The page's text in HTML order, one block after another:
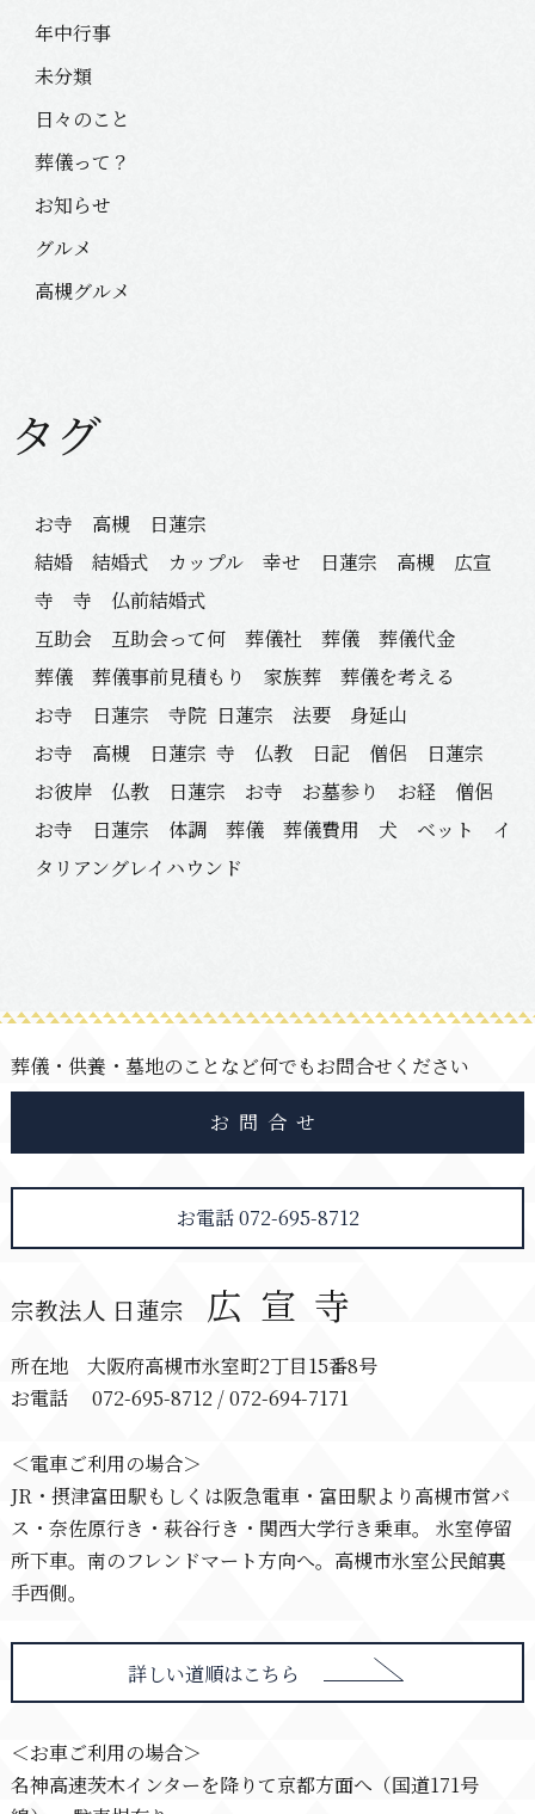
年中行事
未分類
日々のこと
葬儀って？
お知らせ
グルメ
高槻グルメ
タグ
お寺 高槻 日蓮宗
結婚 結婚式 カップル 幸せ 日蓮宗 高槻 広宣
寺 寺 仏前結婚式
互助会 互助会って何 葬儀社 葬儀 葬儀代金
葬儀 葬儀事前見積もり 家族葬 葬儀を考える
お寺 日蓮宗 寺院 日蓮宗 法要 身延山
お寺 高槻 日蓮宗 寺 仏教 日記 僧侶 日蓮宗
お彼岸 仏教 日蓮宗 お寺 お墓参り お経 僧侶
お寺 日蓮宗 体調 葬儀 葬儀費用 犬 ベット イ
タリアングレイハウンド
葬儀・供養・墓地のことなど何でもお問合せください
お問合せ
お電話 072-695-8712
宗教法人 日蓮宗 広宣寺
所在地 大阪府高槻市氷室町2丁目15番8号
お電話 072-695-8712 / 072-694-7171
＜電車ご利用の場合＞
JR・摂津富田駅もしくは阪急電車・富田駅より高槻市営バ
ス・奈佐原行き・萩谷行き・関西大学行き乗車。 氷室停留
所下車。南のフレンドマート方向へ。高槻市氷室公民館裏
手西側。
詳しい道順はこちら
＜お車ご利用の場合＞
名神高速茨木インターを降りて京都方面へ（国道171号